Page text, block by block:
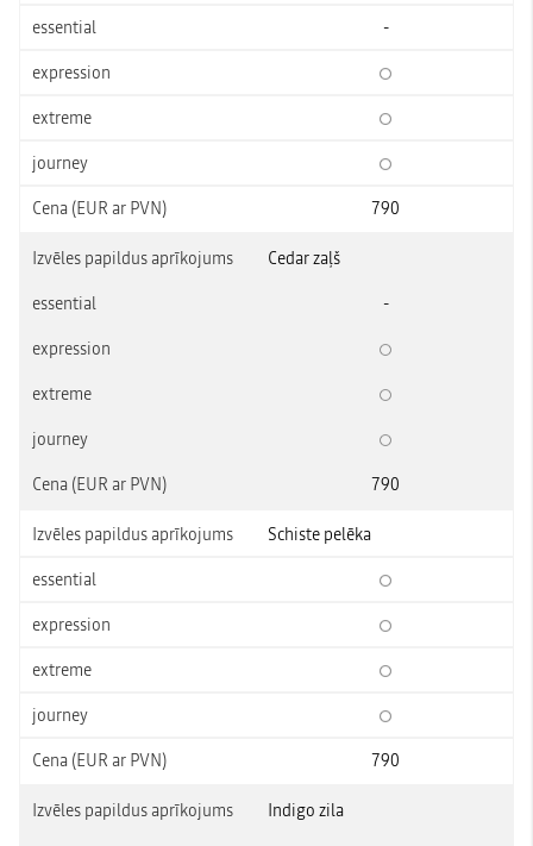
-
790
Cedar zaļš
-
790
Schiste pelēka
790
Indigo zila